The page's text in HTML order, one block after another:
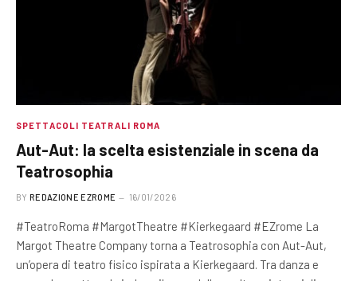
SPETTACOLI TEATRALI ROMA
Aut-Aut: la scelta esistenziale in scena da
Teatrosophia
BY REDAZIONE EZROME 16/01/2026
#TeatroRoma #MargotTheatre #Kierkegaard #EZrome La
Margot Theatre Company torna a Teatrosophia con Aut-Aut,
un’opera di teatro fisico ispirata a Kierkegaard. Tra danza e